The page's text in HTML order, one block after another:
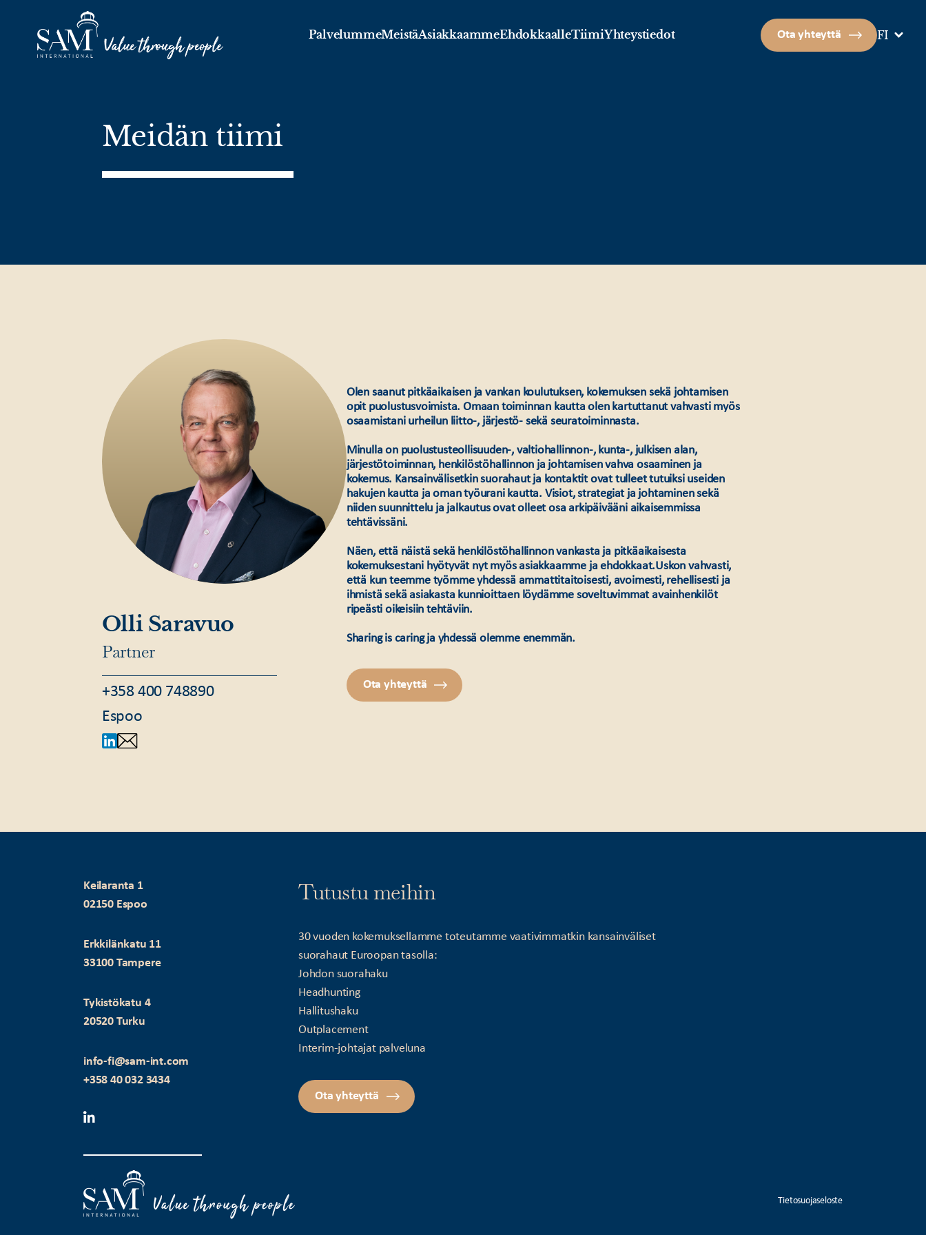
Skip to content
PalvelummeMeistäAsiakkaammeEhdokkaalleTiimiYhteystiedot Ota yhteyttä FI
Meidän tiimi
Olli Saravuo
Partner
+358 400 748890
Espoo
Olen saanut pitkäaikaisen ja vankan koulutuksen, kokemuksen sekä johtamisen
opit puolustusvoimista.​ Omaan toiminnan kautta olen kartuttanut vahvasti myös
osaamistani urheilun liitto-, järjestö- sekä seuratoiminnasta.
Minulla on puolustusteollisuuden-, valtiohallinnon-, kunta-, julkisen alan,
järjestötoiminnan, henkilöstöhallinnon ja johtamisen vahva osaaminen ja
kokemus. Kansainvälisetkin suorahaut ja kontaktit ovat tulleet tutuiksi useiden
hakujen kautta ja oman työurani kautta. Visiot, strategiat ja johtaminen sekä
niiden suunnittelu ja jalkautus ovat olleet osa arkipäivääni aikaisemmissa
tehtävissäni.
Näen, että näistä sekä henkilöstöhallinnon vankasta ja pitkäaikaisesta
kokemuksestani hyötyvät nyt myös asiakkaamme ja ehdokkaat.​Uskon vahvasti,
että kun teemme työmme yhdessä ammattitaitoisesti, avoimesti, rehellisesti ja
ihmistä sekä asiakasta kunnioittaen löydämme soveltuvimmat avainhenkilöt
ripeästi oikeisiin tehtäviin.​
Sharing is caring ja yhdessä olemme enemmän.
Ota yhteyttä
Keilaranta 1
02150 Espoo
Erkkilänkatu 11
33100 Tampere
Tykistökatu 4
20520 Turku
info-fi@sam-int.com
+358 40 032 3434
Tutustu meihin
30 vuoden kokemuksellamme toteutamme vaativimmatkin kansainväliset
suorahaut Euroopan tasolla:
Johdon suorahaku
Headhunting
Hallitushaku
Outplacement
Interim-johtajat palveluna
Ota yhteyttä
Tietosuojaseloste